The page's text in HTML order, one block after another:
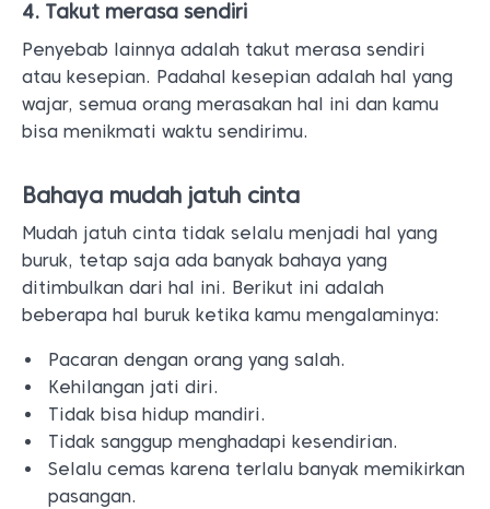
4. Takut merasa sendiri
Penyebab lainnya adalah takut merasa sendiri
atau kesepian. Padahal kesepian adalah hal yang
wajar, semua orang merasakan hal ini dan kamu
bisa menikmati waktu sendirimu.
Bahaya mudah jatuh cinta
Mudah jatuh cinta tidak selalu menjadi hal yang
buruk, tetap saja ada banyak bahaya yang
ditimbulkan dari hal ini. Berikut ini adalah
beberapa hal buruk ketika kamu mengalaminya:
Pacaran dengan orang yang salah.
Kehilangan jati diri.
Tidak bisa hidup mandiri.
Tidak sanggup menghadapi kesendirian.
Selalu cemas karena terlalu banyak memikirkan
pasangan.